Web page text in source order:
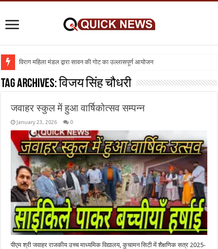
विराग महिला मंडल द्वारा सावन की गोट का उल्लासपूर्ण आयोजन
शिक्षा का व्यवसायीकरण क्यों : तो क्या निजी विद्यालय बंद कर दिए जाए
Tag Archives:विजय सिंह चौधरी
जवाहर स्कुल में हुआ वार्षिकोत्सव सम्पन्न
January 23, 2026 0
पीएम श्री जवाहर राजकीय उच्च माध्यमिक विद्यालय, कुचामन सिटी में शैक्षणिक सत्र 2025-